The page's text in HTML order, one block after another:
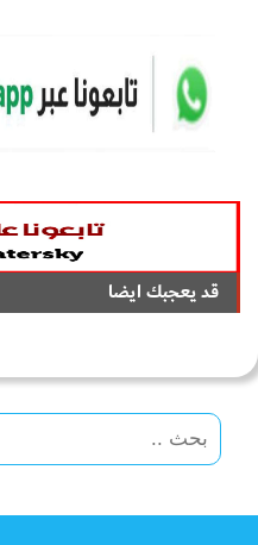
قد يعجبك ايضا